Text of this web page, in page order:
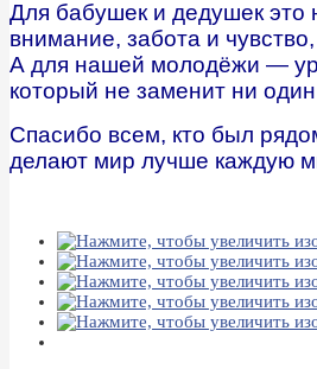
Для бабушек и дедушек это
внимание, забота и
А для нашей молодёжи —
который не заменит ни
Спасибо всем, кто был
делают мир лучше каждую